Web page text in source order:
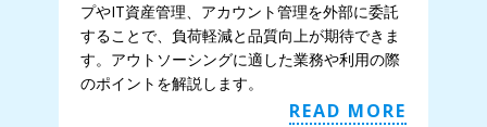
プやIT資産管理、アカウント管理を外部に委託
することで、負荷軽減と品質向上が期待できま
す。アウトソーシングに適した業務や利用の際
のポイントを解説します。
READ MORE